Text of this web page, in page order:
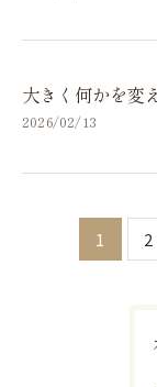
大きく何かを変
2026/02/13
1 2